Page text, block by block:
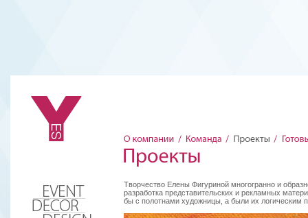
Творчество Елены Фигуриной многогранно и
разработка представительских и рекламных
бы с полотнами художницы, а были их логическим